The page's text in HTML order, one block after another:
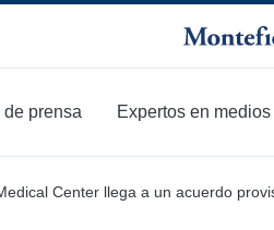
prensa Expertos en
Center llega a un acuerdo